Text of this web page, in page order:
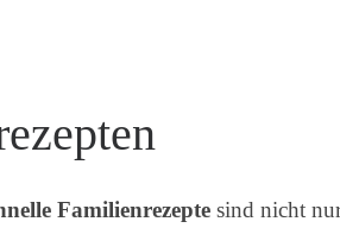
Familienrezepte sind nicht